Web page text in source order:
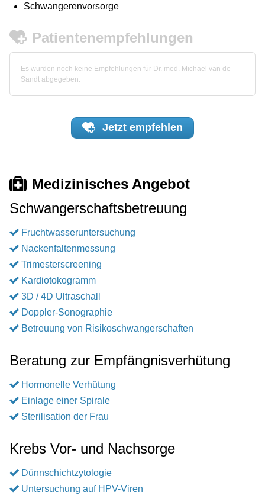
Schwangerenvorsorge
Patientenempfehlungen
Es wurden noch keine Empfehlungen für Dr. med. Michael van de
Sandt abgegeben.
Jetzt empfehlen
Medizinisches Angebot
Schwangerschaftsbetreuung
Fruchtwasseruntersuchung
Nackenfaltenmessung
Trimesterscreening
Kardiotokogramm
3D / 4D Ultraschall
Doppler-Sonographie
Betreuung von Risikoschwangerschaften
Beratung zur Empfängnisverhütung
Hormonelle Verhütung
Einlage einer Spirale
Sterilisation der Frau
Krebs Vor- und Nachsorge
Dünnschichtzytologie
Untersuchung auf HPV-Viren